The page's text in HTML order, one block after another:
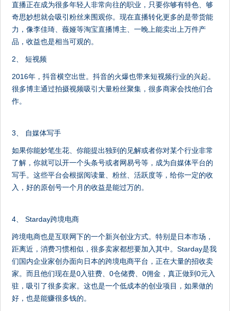
直播正在成为很多年轻人非常向往的职业，只要你够有特色、够
奇思妙想就会吸引粉丝来围观你。现在直播转化更多的是带货能
力，像李佳琦、薇娅等淘宝直播博主、一晚上能卖出上万件产
品，收益也是相当可观的。
2、 短视频
2016年，抖音横空出世。抖音的火爆也带来短视频行业的兴起。
很多博主通过拍摄视频吸引大量粉丝聚集，很多商家会找他们合
作。
3、 自媒体写手
如果你能妙笔生花、你能提出独到的见解或者你对某个行业非常
了解，你就可以开一个头条号或者网易号等，成为自媒体平台的
写手。这些平台会根据阅读量、粉丝、活跃度等，给你一定的收
入，好的原创号一个月的收益是能过万的。
4、 Starday跨境电商
跨境电商也是互联网下的一个新兴创业方式。特别是日本市场，
距离近，消费习惯相似，很多卖家都想要加入其中。Starday是我
们国内企业家创办面向日本的跨境电商平台，正在大量的招收卖
家。而且他们现在是0入驻费、0仓储费、0佣金，真正做到0元入
驻，吸引了很多卖家。这也是一个低成本的创业项目，如果做的
好，也是能赚很多钱的。